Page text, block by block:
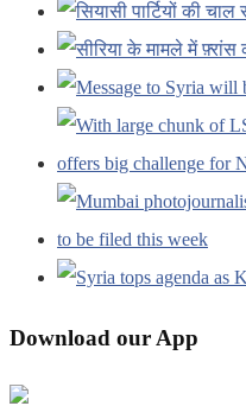
Download our App